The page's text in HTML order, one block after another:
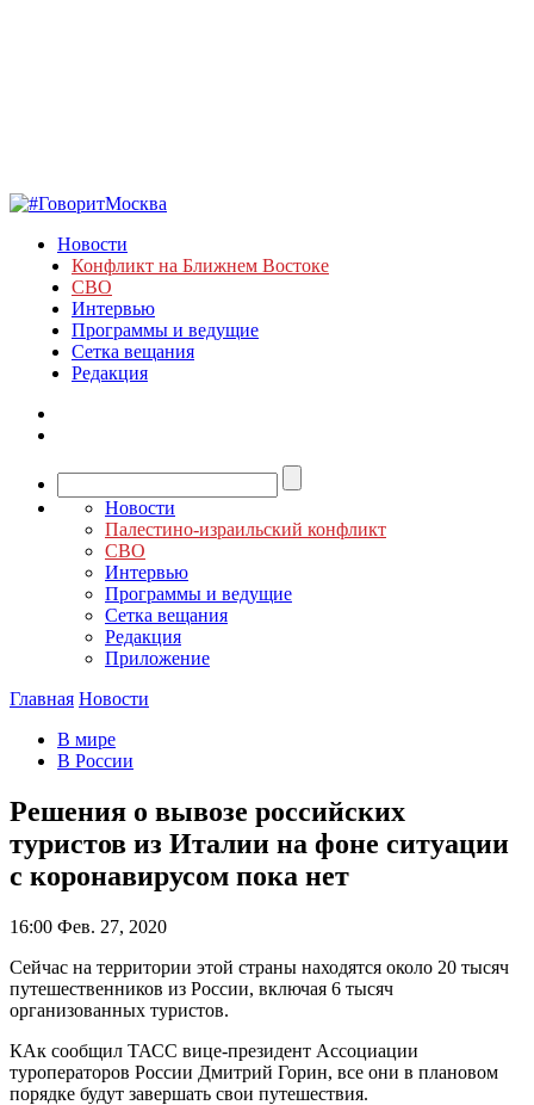
Новости
Конфликт на Ближнем Востоке
СВО
Интервью
Программы и ведущие
Сетка вещания
Редакция
Новости
Палестино-израильский конфликт
СВО
Интервью
Программы и ведущие
Сетка вещания
Редакция
Приложение
Главная Новости
В мире
В России
Решения о вывозе российских
туристов из Италии на фоне ситуации
с коронавирусом пока нет
16:00 Фев. 27, 2020
Сейчас на территории этой страны находятся около 20 тысяч
путешественников из России, включая 6 тысяч
организованных туристов.
КАк сообщил ТАСС вице-президент Ассоциации
туроператоров России Дмитрий Горин, все они в плановом
порядке будут завершать свои путешествия.